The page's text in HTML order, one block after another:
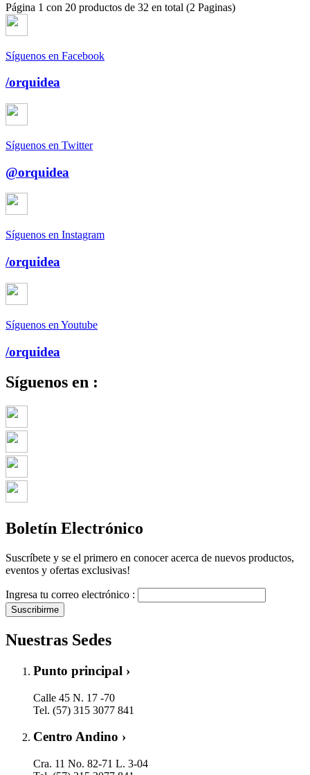
Página 1 con 20 productos de 32 en total (2 Paginas)
Síguenos en Facebook
/orquidea
Síguenos en Twitter
@orquidea
Síguenos en Instagram
/orquidea
Síguenos en Youtube
/orquidea
Síguenos en :
Boletín Electrónico
Suscríbete y se el primero en conocer acerca de nuevos productos,
eventos y ofertas exclusivas!
Ingresa tu correo electrónico :
Suscribirme
Nuestras Sedes
Punto principal ›
Calle 45 N. 17 -70
Tel. (57) 315 3077 841
Centro Andino ›
Cra. 11 No. 82-71 L. 3-04